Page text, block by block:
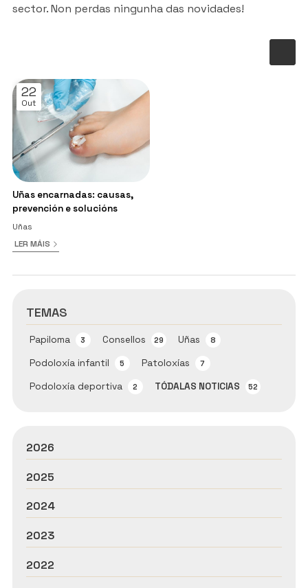
sector. Non perdas ningunha das novidades!
TEMAS
TÓDALAS NOTICIAS 52
Papiloma 3 Consellos 29 Uñas 8
Podoloxía infantil 5 Patoloxías 7
Podoloxía deportiva 2
22
Out
Uñas encarnadas: causas,
prevención e solucións
Uñas
LER MÁIS
2026
2025
2024
2023
2022